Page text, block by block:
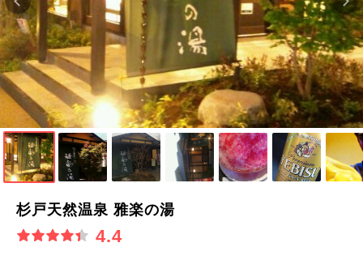
杉戸天然温泉 雅楽の湯
4.4